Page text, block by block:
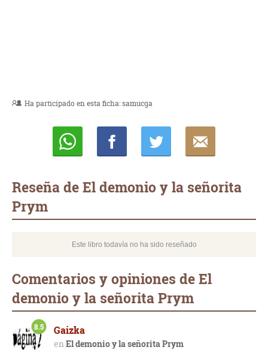
Ha participado en esta ficha:samucga
Reseña de El demonio y la señorita
Prym
Este libro todavía no ha sido reseñado
Comentarios y opiniones de El
demonio y la señorita Prym
Gaizka
El demonio y la señorita Prym
8.5